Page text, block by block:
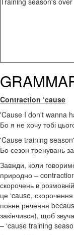
Contraction ‘cause
'Cause I don't wanna
Бо я не хочу тобі
'Cause training
Бо сезон тренувань
Завжди, коли
природно –
скорочень в
це ‘cause,
повне речення
закінчився), щоб
– ‘cause training